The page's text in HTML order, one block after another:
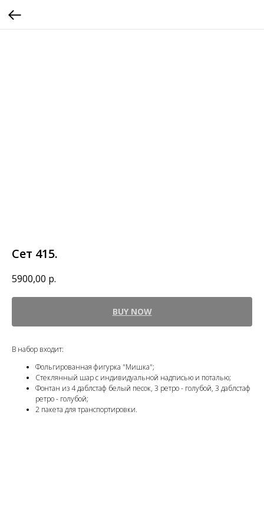
Сет 415.
5900,00 р.
BUY NOW
В набор входит:
Фольгированная фигурка "Мишка";
Стеклянный шар с индивидуальной надписью и поталью;
Фонтан из 4 даблстаф белый песок, 3 ретро - голубой, 3 даблстаф
ретро - голубой;
2 пакета для транспортировки.